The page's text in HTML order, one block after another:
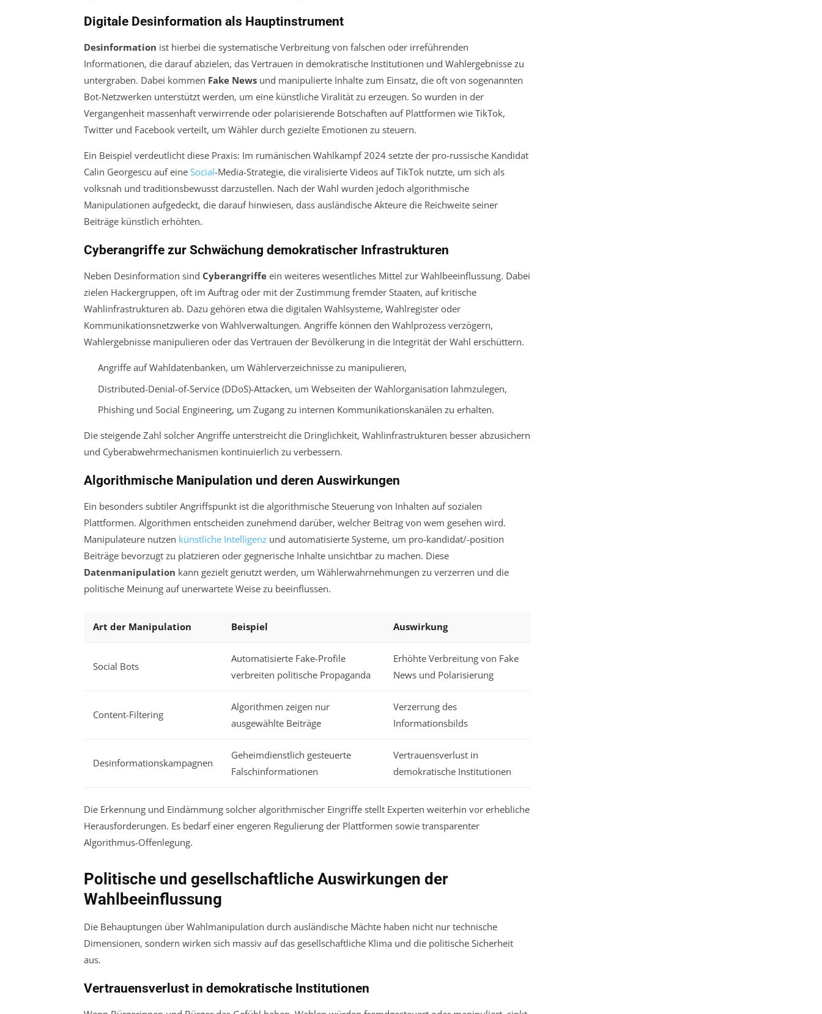
Digitale Desinformation als Hauptinstrument
Desinformation ist hierbei die systematische Verbreitung von falschen oder irreführenden
Informationen, die darauf abzielen, das Vertrauen in demokratische Institutionen und Wahlergebnisse zu
untergraben. Dabei kommen Fake News und manipulierte Inhalte zum Einsatz, die oft von sogenannten
Bot-Netzwerken unterstützt werden, um eine künstliche Viralität zu erzeugen. So wurden in der
Vergangenheit massenhaft verwirrende oder polarisierende Botschaften auf Plattformen wie TikTok,
Twitter und Facebook verteilt, um Wähler durch gezielte Emotionen zu steuern.
Ein Beispiel verdeutlicht diese Praxis: Im rumänischen Wahlkampf 2024 setzte der pro-russische Kandidat
Calin Georgescu auf eine Social-Media-Strategie, die viralisierte Videos auf TikTok nutzte, um sich als
volksnah und traditionsbewusst darzustellen. Nach der Wahl wurden jedoch algorithmische
Manipulationen aufgedeckt, die darauf hinwiesen, dass ausländische Akteure die Reichweite seiner
Beiträge künstlich erhöhten.
Cyberangriffe zur Schwächung demokratischer Infrastrukturen
Neben Desinformation sind Cyberangriffe ein weiteres wesentliches Mittel zur Wahlbeeinflussung. Dabei
zielen Hackergruppen, oft im Auftrag oder mit der Zustimmung fremder Staaten, auf kritische
Wahlinfrastrukturen ab. Dazu gehören etwa die digitalen Wahlsysteme, Wahlregister oder
Kommunikationsnetzwerke von Wahlverwaltungen. Angriffe können den Wahlprozess verzögern,
Wahlergebnisse manipulieren oder das Vertrauen der Bevölkerung in die Integrität der Wahl erschüttern.
Angriffe auf Wahldatenbanken, um Wählerverzeichnisse zu manipulieren,
Distributed-Denial-of-Service (DDoS)-Attacken, um Webseiten der Wahlorganisation lahmzulegen,
Phishing und Social Engineering, um Zugang zu internen Kommunikationskanälen zu erhalten.
Die steigende Zahl solcher Angriffe unterstreicht die Dringlichkeit, Wahlinfrastrukturen besser abzusichern
und Cyberabwehrmechanismen kontinuierlich zu verbessern.
Algorithmische Manipulation und deren Auswirkungen
Ein besonders subtiler Angriffspunkt ist die algorithmische Steuerung von Inhalten auf sozialen
Plattformen. Algorithmen entscheiden zunehmend darüber, welcher Beitrag von wem gesehen wird.
Manipulateure nutzen künstliche Intelligenz und automatisierte Systeme, um pro-kandidat/-position
Beiträge bevorzugt zu platzieren oder gegnerische Inhalte unsichtbar zu machen. Diese
Datenmanipulation kann gezielt genutzt werden, um Wählerwahrnehmungen zu verzerren und die
politische Meinung auf unerwartete Weise zu beeinflussen.
Art der Manipulation Beispiel Auswirkung
Social Bots
Automatisierte Fake-Profile
verbreiten politische Propaganda
Erhöhte Verbreitung von Fake
News und Polarisierung
Content-Filtering
Algorithmen zeigen nur
ausgewählte Beiträge
Verzerrung des
Informationsbilds
Desinformationskampagnen
Geheimdienstlich gesteuerte
Falschinformationen
Vertrauensverlust in
demokratische Institutionen
Die Erkennung und Eindämmung solcher algorithmischer Eingriffe stellt Experten weiterhin vor erhebliche
Herausforderungen. Es bedarf einer engeren Regulierung der Plattformen sowie transparenter
Algorithmus-Offenlegung.
Politische und gesellschaftliche Auswirkungen der
Wahlbeeinflussung
Die Behauptungen über Wahlmanipulation durch ausländische Mächte haben nicht nur technische
Dimensionen, sondern wirken sich massiv auf das gesellschaftliche Klima und die politische Sicherheit
aus.
Vertrauensverlust in demokratische Institutionen